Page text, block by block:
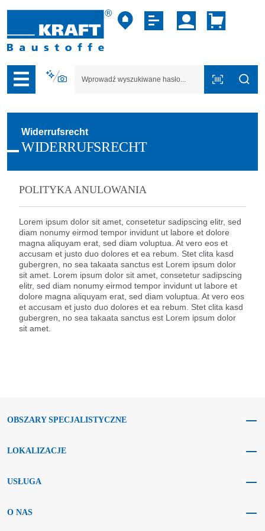
do nawigacji na platformie B2B
Widerrufsrecht
WIDERRUFSRECHT
POLITYKA ANULOWANIA
Lorem ipsum dolor sit amet, consetetur sadipscing elitr, sed
diam nonumy eirmod tempor invidunt ut labore et dolore
magna aliquyam erat, sed diam voluptua. At vero eos et
accusam et justo duo dolores et ea rebum. Stet clita kasd
gubergren, no sea takaata sanctus est Lorem ipsum dolor
sit amet. Lorem ipsum dolor sit amet, consetetur sadipscing
elitr, sed diam nonumy eirmod tempor invidunt ut labore et
dolore magna aliquyam erat, sed diam voluptua. At vero eos
et accusam et justo duo dolores et ea rebum. Stet clita kasd
gubergren, no sea takaata sanctus est Lorem ipsum dolor
sit amet.
OBSZARY SPECJALISTYCZNE
LOKALIZACJE
USŁUGA
O NAS